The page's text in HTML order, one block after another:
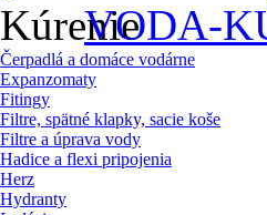
VODA-
Čerpadlá a domáce vodárne
Expanzomaty
Fitingy
Filtre, spätné klapky, sacie koše
Filtre a úprava vody
Hadice a flexi pripojenia
Herz
Hydranty